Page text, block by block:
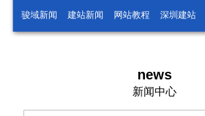
骏域新闻 建站新闻 网站教程 深圳建站
news
新闻中心